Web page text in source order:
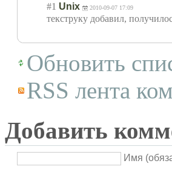
#1 Unix 2010-09-07 17:09
текструку добавил,
Обновить
RSS лента
Добавить
Имя